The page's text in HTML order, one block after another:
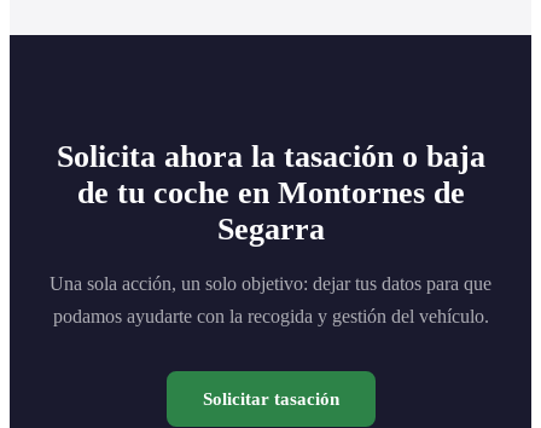
Solicita ahora la tasación o baja
de tu coche en Montornes de
Segarra
Una sola acción, un solo objetivo: dejar tus datos para que
podamos ayudarte con la recogida y gestión del vehículo.
Solicitar tasación